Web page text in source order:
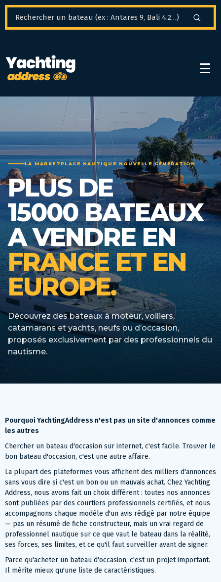
LA MARKETPLACE NAUTIQUE NOUVELLE GÉNÉRATION
PLUS DE
15000 BATEAUX
A VENDRE EN
FRANCE ET EN
EUROPE.
Découvrez des bateaux à moteur, voiliers,
catamarans et yachts, neufs ou d’occasion,
proposés exclusivement par des professionnels du
nautisme.
Pourquoi YachtingAddress n'est pas un site d'annonces comme
les autres
Chercher un bateau d'occasion sur internet, c'est facile. Trouver le
bon bateau d'occasion, c'est une autre affaire.
La plupart des plateformes vous affichent des milliers d'annonces
sans vous dire si c'est un bon ou un mauvais achat. Chez Yachting
Address, nous avons fait un choix différent : toutes nos annonces
sont publiées par des courtiers professionnels certifiés, et nous
accompagnons chaque modèle d'un avis rédigé par notre équipe
— pas un résumé de fiche constructeur, mais un vrai regard de
professionnel nautique sur ce que vaut le bateau dans la réalité,
ses forces, ses limites, et ce qu'il faut surveiller avant de signer.
Parce qu'acheter un bateau d'occasion, c'est un projet important.
Il mérite mieux qu'une liste de caractéristiques.
Panneau de gestion des cookies